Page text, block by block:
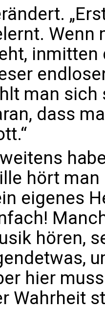
Wenn
inmitten
man sich
dass
hört
eigenes
hören,
hier
Wahrheit